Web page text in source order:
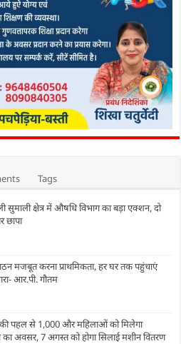
Tags
सुमाली क्षेत्र में औषधि विभाग का बड़ा एक्शन, दो
छापा
मजबूत करना प्राथमिकता, हर घर तक पहुंचाएं
आर.पी. गौतम
पहल से 1,000 और महिलाओं को मिलेगा
का अवसर, 7 अगस्त को होगा सिलाई मशीन वितरण